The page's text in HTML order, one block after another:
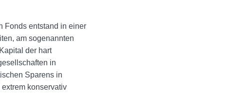
Fonds entstand in einer
am sogenannten
der hart
in
Sparens in
konservativ